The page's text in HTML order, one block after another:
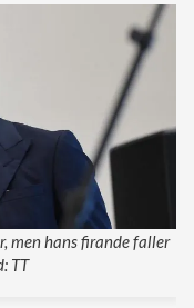
men hans firande faller
TT